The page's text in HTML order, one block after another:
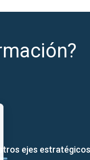
ejes estratégicos